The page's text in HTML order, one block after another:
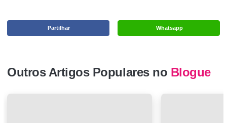
Whatsapp
Partilhar
Outros Artigos Populares no Blogue